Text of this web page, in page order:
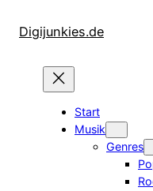
InhaltDigijunkies.de
Start
Musik
Genres